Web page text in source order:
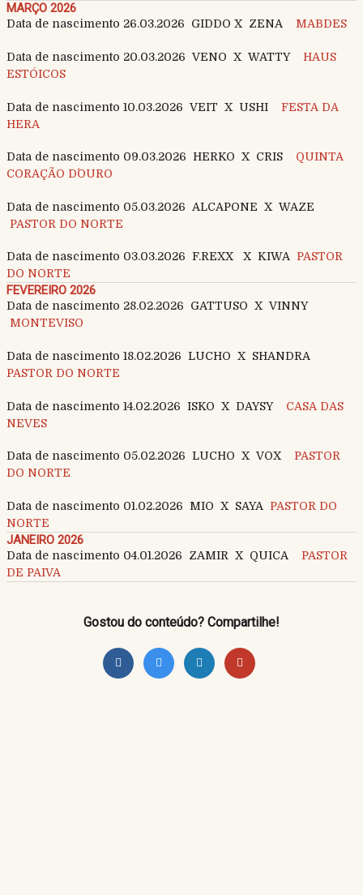
MARÇO 2026
Data de nascimento 26.03.2026 GIDDO X ZENA MABDES
Data de nascimento 20.03.2026 VENO X WATTY HAUS
ESTÓICOS
Data de nascimento 10.03.2026 VEIT X USHI FESTA DA
HERA
Data de nascimento 09.03.2026 HERKO X CRIS QUINTA
CORAÇÃO D´OURO
Data de nascimento 05.03.2026 ALCAPONE X WAZE
PASTOR DO NORTE
Data de nascimento 03.03.2026 F.REXX X KIWA PASTOR
DO NORTE
FEVEREIRO 2026
Data de nascimento 28.02.2026 GATTUSO X VINNY
MONTEVISO
Data de nascimento 18.02.2026 LUCHO X SHANDRA
PASTOR DO NORTE
Data de nascimento 14.02.2026 ISKO X DAYSY CASA DAS
NEVES
Data de nascimento 05.02.2026 LUCHO X VOX PASTOR
DO NORTE
Data de nascimento 01.02.2026 MIO X SAYA PASTOR DO
NORTE
JANEIRO 2026
Data de nascimento 04.01.2026 ZAMIR X QUICA PASTOR
DE PAIVA
Gostou do conteúdo? Compartilhe!